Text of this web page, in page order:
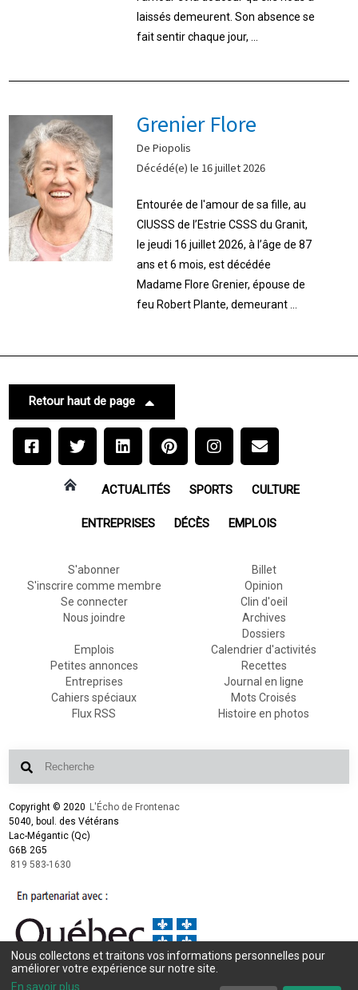
laissés demeurent. Son absence se
fait sentir chaque jour, ...
Grenier Flore
De Piopolis
Décédé(e) le 16 juillet 2026
Entourée de l'amour de sa fille, au
CIUSSS de l’Estrie CSSS du Granit,
le jeudi 16 juillet 2026, à l’âge de 87
ans et 6 mois, est décédée
Madame Flore Grenier, épouse de
feu Robert Plante, demeurant ...
Retour haut de page
ACTUALITÉS SPORTS CULTURE
ENTREPRISES DÉCÈS EMPLOIS
S'abonner
S'inscrire comme membre
Se connecter
Nous joindre
Billet
Opinion
Clin d'oeil
Archives
Dossiers
Emplois
Petites annonces
Entreprises
Cahiers spéciaux
Flux RSS
Calendrier d'activités
Recettes
Journal en ligne
Mots Croisés
Histoire en photos
Copyright © 2020 L'Écho de Frontenac
5040, boul. des Vétérans
Lac-Mégantic (Qc)
G6B 2G5
819 583-1630
Conception et design :L'Écho de Frontenac
Intégration et programmation :
Nous collectons et traitons vos informations personnelles pour
améliorer votre expérience sur notre site.
En savoir plus